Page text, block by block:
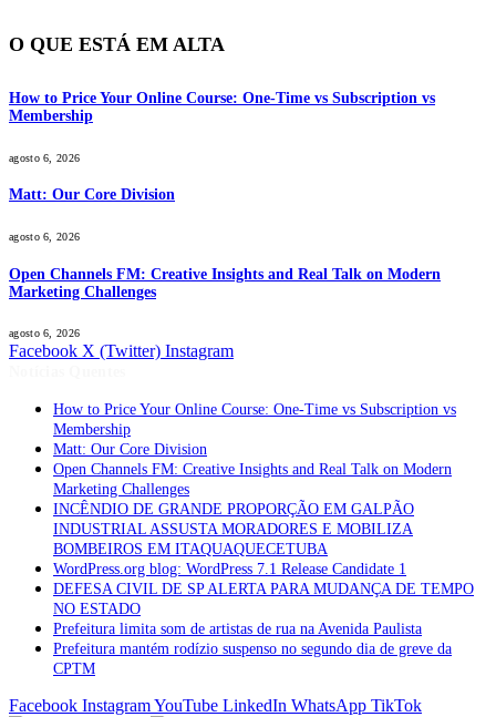
O QUE ESTÁ EM ALTA
How to Price Your Online Course: One-Time vs Subscription vs
Membership
agosto 6, 2026
Matt: Our Core Division
agosto 6, 2026
Open Channels FM: Creative Insights and Real Talk on Modern
Marketing Challenges
agosto 6, 2026
Facebook X (Twitter) Instagram
How to Price Your Online Course: One-Time vs Subscription vs
Membership
Matt: Our Core Division
Open Channels FM: Creative Insights and Real Talk on Modern
Marketing Challenges
INCÊNDIO DE GRANDE PROPORÇÃO EM GALPÃO
INDUSTRIAL ASSUSTA MORADORES E MOBILIZA
BOMBEIROS EM ITAQUAQUECETUBA
WordPress.org blog: WordPress 7.1 Release Candidate 1
DEFESA CIVIL DE SP ALERTA PARA MUDANÇA DE TEMPO
NO ESTADO
Prefeitura limita som de artistas de rua na Avenida Paulista
Prefeitura mantém rodízio suspenso no segundo dia de greve da
CPTM
Facebook InstagramYouTube LinkedIn WhatsApp TikTok